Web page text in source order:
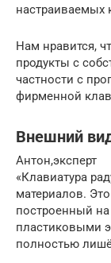
настраиваемых
Нам нравится,
продукты с
частности с
фирменной
Внешний
Антон,эксперт
«Клавиатура
материалов.
построенный
пластиковыми
полностью